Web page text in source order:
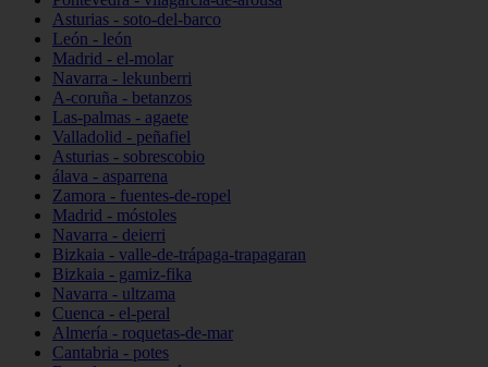
Asturias - soto-del-barco
León - león
Madrid - el-molar
Navarra - lekunberri
A-coruña - betanzos
Las-palmas - agaete
Valladolid - peñafiel
Asturias - sobrescobio
álava - asparrena
Zamora - fuentes-de-ropel
Madrid - móstoles
Navarra - deierri
Bizkaia - valle-de-trápaga-trapagaran
Bizkaia - gamiz-fika
Navarra - ultzama
Cuenca - el-peral
Almería - roquetas-de-mar
Cantabria - potes